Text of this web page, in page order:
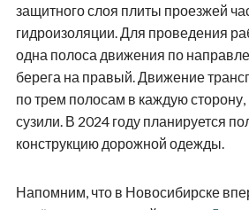
защитного слоя плиты проезжей
гидроизоляции. Для проведения
одна полоса движения по
берега на правый. Движение
по трем полосам в каждую
сузили. В 2024 году планируется
конструкцию дорожной одежды.
Напомним, что в Новосибирске